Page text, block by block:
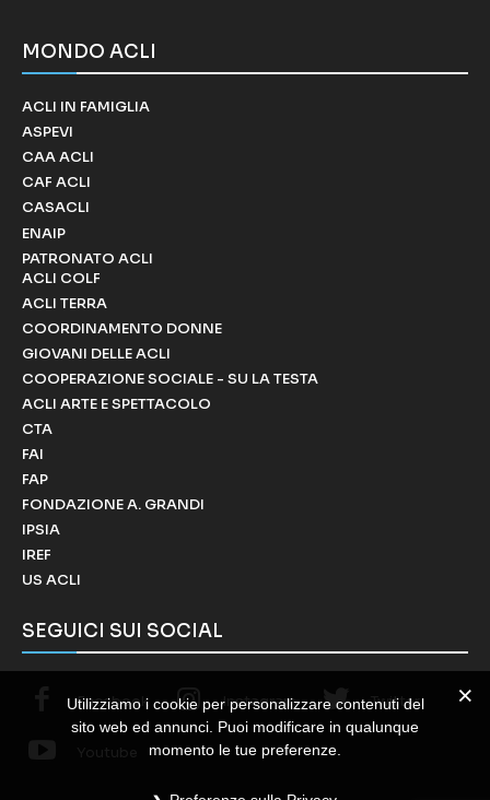
MONDO ACLI
ACLI IN FAMIGLIA
ASPEVI
CAA ACLI
CAF ACLI
CASACLI
ENAIP
PATRONATO ACLI
ACLI COLF
ACLI TERRA
COORDINAMENTO DONNE
GIOVANI DELLE ACLI
COOPERAZIONE SOCIALE - SU LA TESTA
ACLI ARTE E SPETTACOLO
CTA
FAI
FAP
FONDAZIONE A. GRANDI
IPSIA
IREF
US ACLI
SEGUICI SUI SOCIAL
Facebook Instagram Twitter
Utilizziamo i cookie per personalizzare contenuti del
sito web ed annunci. Puoi modificare in qualunque
momento le tue preferenze.